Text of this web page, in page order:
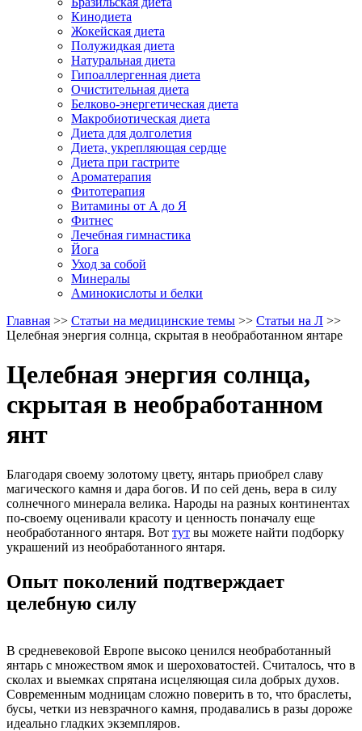
Кинодиета
Жокейская диета
Полужидкая диета
Натуральная диета
Гипоаллергенная диета
Очистительная диета
Белково-энергетическая диета
Макробиотическая диета
Диета для долголетия
Диета, укрепляющая сердце
Диета при гастрите
Ароматерапия
Фитотерапия
Витамины от А до Я
Фитнес
Лечебная гимнастика
Йога
Уход за собой
Минералы
Аминокислоты и белки
Главная >> Статьи на медицинские темы >> Статьи на Л >>
Целебная энергия солнца, скрытая в необработанном янтаре
Целебная энергия солнца,
скрытая в необработанном
янт
Благодаря своему золотому цвету, янтарь приобрел славу
магического камня и дара богов. И по сей день, вера в силу
солнечного минерала велика. Народы на разных континентах
по-своему оценивали красоту и ценность поначалу еще
необработанного янтаря. Вот тут вы можете найти подборку
украшений из необработанного янтаря.
Опыт поколений подтверждает
целебную силу
В средневековой Европе высоко ценился необработанный
янтарь с множеством ямок и шероховатостей. Считалось, что в
сколах и выемках спрятана исцеляющая сила добрых духов.
Современным модницам сложно поверить в то, что браслеты,
бусы, четки из невзрачного камня, продавались в разы дороже
идеально гладких экземпляров.